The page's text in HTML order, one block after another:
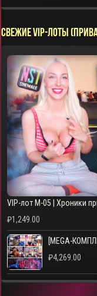
СВЕЖИЕ VIP-ЛОТЫ
VIP-лот M-05 | Хроники
₽1,249.00
[MEGA-
₽4,269.00